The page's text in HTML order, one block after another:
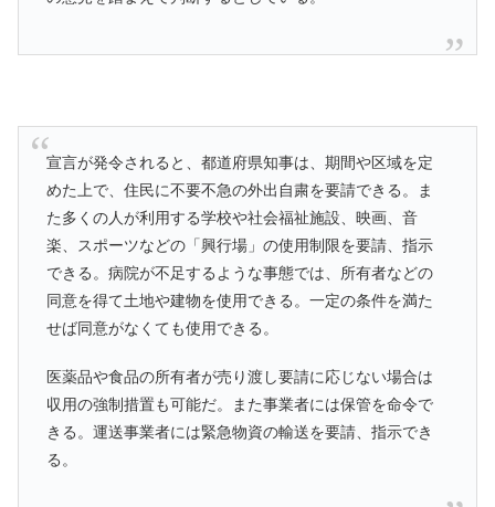
宣言が発令されると、都道府県知事は、期間や区域を定
めた上で、住民に不要不急の外出自粛を要請できる。ま
た多くの人が利用する学校や社会福祉施設、映画、音
楽、スポーツなどの「興行場」の使用制限を要請、指示
できる。病院が不足するような事態では、所有者などの
同意を得て土地や建物を使用できる。一定の条件を満た
せば同意がなくても使用できる。
医薬品や食品の所有者が売り渡し要請に応じない場合は
収用の強制措置も可能だ。また事業者には保管を命令で
きる。運送事業者には緊急物資の輸送を要請、指示でき
る。